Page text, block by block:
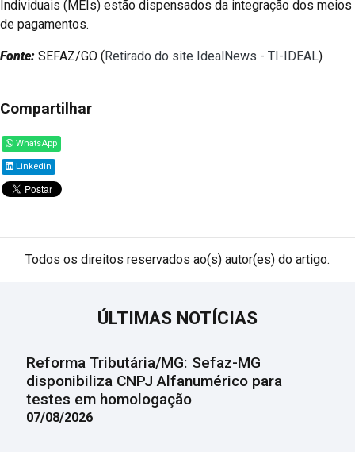
Individuais (MEIs) estão dispensados da integração dos meios
de pagamentos.
Fonte: SEFAZ/GO (Retirado do site IdealNews - TI-IDEAL)
Compartilhar
WhatsApp
Linkedin
Todos os direitos reservados ao(s) autor(es) do artigo.
ÚLTIMAS NOTÍCIAS
Reforma Tributária/MG: Sefaz-MG
disponibiliza CNPJ Alfanumérico para
testes em homologação
07/08/2026